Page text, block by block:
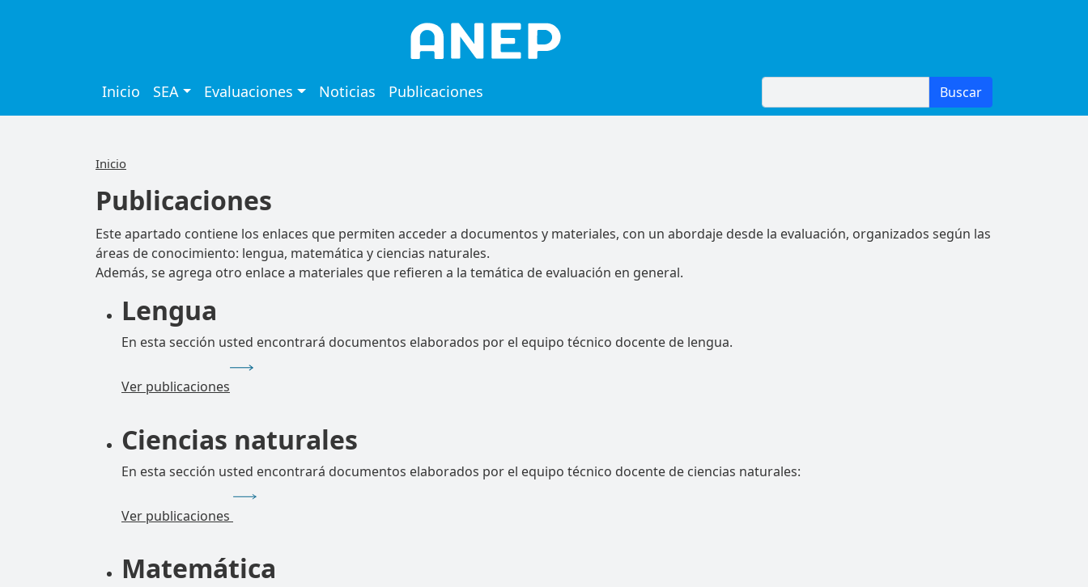
Navegación principal
Inicio SEA Evaluaciones Noticias Publicaciones Buscar Buscar
Inicio
Publicaciones
Este apartado contiene los enlaces que permiten acceder a documentos y materiales, con un abordaje desde la evaluación, organizados según las
áreas de conocimiento: lengua, matemática y ciencias naturales.
Además, se agrega otro enlace a materiales que refieren a la temática de evaluación en general.
Lengua
En esta sección usted encontrará documentos elaborados por el equipo técnico docente de lengua.
Ver publicaciones
Ciencias naturales
En esta sección usted encontrará documentos elaborados por el equipo técnico docente de ciencias naturales:
Ver publicaciones
Matemática